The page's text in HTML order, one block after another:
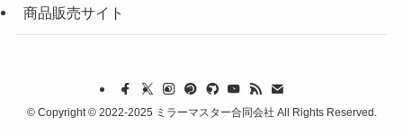
商品販売サイト
©Copyright © 2022-2025 ミラーマスター合同会社 All Rights Reserved.